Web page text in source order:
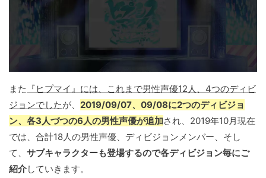
また 『ヒプマイ』には、これまで男性声優12人、4つのディビ
ジョンでしたが、 2019/09/07、09/08に2つのディビジョ
ン、各3人づつの6人の男性声優が追加され、2019年10月現在
では、合計18人の男性声優、ディビジョンメンバー、そし
て、 サブキャラクターも登場するので各ディビジョン毎にご
紹介していきます。